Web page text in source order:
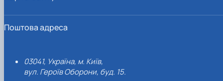
Поштова адреса
03041, Україна, м. Київ,
вул. Героїв Оборони, буд. 15.